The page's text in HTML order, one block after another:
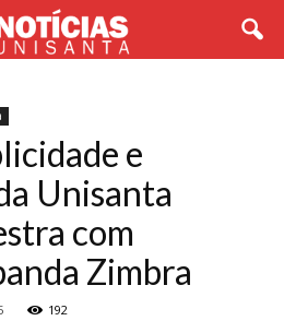
e
Unisanta
com
Zimbra
192